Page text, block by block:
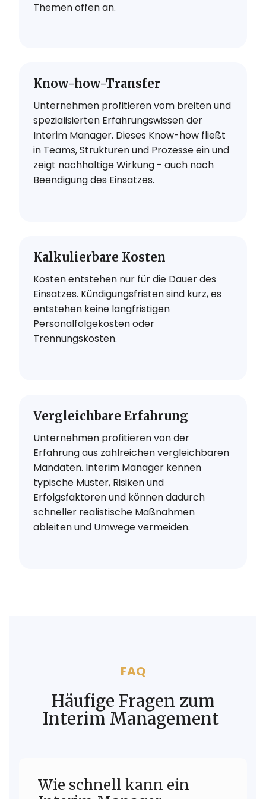
Themen offen an.
Know-how-Transfer
Unternehmen profitieren vom breiten und
spezialisierten Erfahrungswissen der
Interim Manager. Dieses Know-how fließt
in Teams, Strukturen und Prozesse ein und
zeigt nachhaltige Wirkung - auch nach
Beendigung des Einsatzes.
Kalkulierbare Kosten
Kosten entstehen nur für die Dauer des
Einsatzes. Kündigungsfristen sind kurz, es
entstehen keine langfristigen
Personalfolgekosten oder
Trennungskosten.
Vergleichbare Erfahrung
Unternehmen profitieren von der
Erfahrung aus zahlreichen vergleichbaren
Mandaten. Interim Manager kennen
typische Muster, Risiken und
Erfolgsfaktoren und können dadurch
schneller realistische Maßnahmen
ableiten und Umwege vermeiden.
FAQ
Häufige Fragen zum
Interim Management
Wie schnell kann ein